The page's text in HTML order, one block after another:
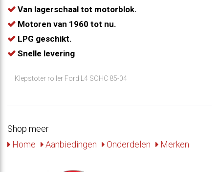
Van lagerschaal tot motorblok.
Motoren van 1960 tot nu.
LPG geschikt.
Snelle levering
Klepstoter roller Ford L4 SOHC 85-04
Shop meer
Home
Aanbiedingen Onderdelen Merken